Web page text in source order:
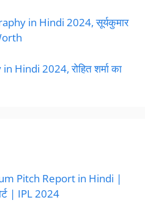
in Hindi 2024, सूर्यकुमार
Hindi 2024, रोहित शर्मा का
Pitch Report in Hindi |
| IPL 2024